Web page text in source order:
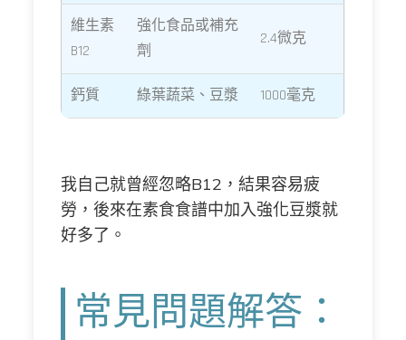
維生素
B12
強化食品或補充
劑
2.4微克
鈣質 綠葉蔬菜、豆漿 1000毫克
我自己就曾經忽略B12，結果容易疲
勞，後來在素食食譜中加入強化豆漿就
好多了。
常見問題解答：